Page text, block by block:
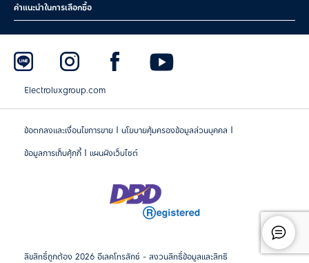
คำแนะนำในการเลือกซื้อ
Electroluxgroup.com
ลิขสิทธิ์ถูกต้อง 2026 อีเลคโทรลักซ์ - สงวนสิทธิ์ข้อมูลและสิทธิ
ข้อตกลงและเงื่อนไขการขาย | นโยบายคุ้มครองข้อมูลส่วนบุคคล |
ข้อมูลการเก็บคุ้กกี้ | แผนผังเว็บไซต์